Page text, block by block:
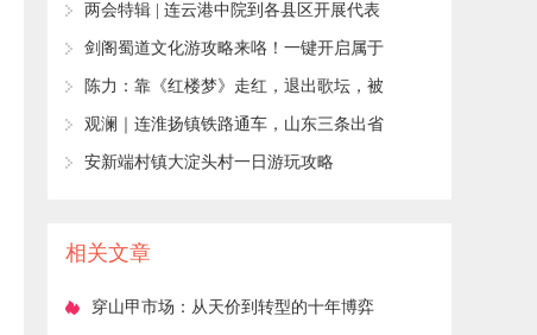
年仅43岁抑郁自杀
​两会特辑 | 连云港中院到各县区开展代表
委员联络活动
​剑阁蜀道文化游攻略来咯！一键开启属于
你的初秋玩法！
​陈力：靠《红楼梦》走红，退出歌坛，被
骗，患癌，现今活成了怎样
​观澜｜连淮扬镇铁路通车，山东三条出省
高铁大通道“形成”
​安新端村镇大淀头村一日游玩攻略
相关文章
​穿山甲市场：从天价到转型的十年博弈